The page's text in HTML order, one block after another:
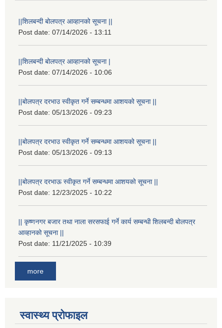
||शिलबन्दी बोलपत्र आव्हानको सूचना ||
Post date: 07/14/2026 - 13:11
||शिलबन्दी बोलपत्र आव्हानको सूचना |
Post date: 07/14/2026 - 10:06
||बोलपत्र दरभाउ स्वीकृत गर्ने सम्बन्धमा आशयको सूचना ||
Post date: 05/13/2026 - 09:23
||बोलपत्र दरभाउ स्वीकृत गर्ने सम्बन्धमा आशयको सूचना ||
Post date: 05/13/2026 - 09:13
||बोलपत्र दरभाऊ स्वीकृत गर्ने सम्बन्धमा आशयको सूचना ||
Post date: 12/23/2025 - 10:22
|| कृष्णनगर बजार तथा नाला सरसफाई गर्ने कार्य सम्बन्धी शिलबन्दी बोलपत्र
आव्हानको सूचना ||
Post date: 11/21/2025 - 10:39
more
स्वास्थ्य प्रोफाइल